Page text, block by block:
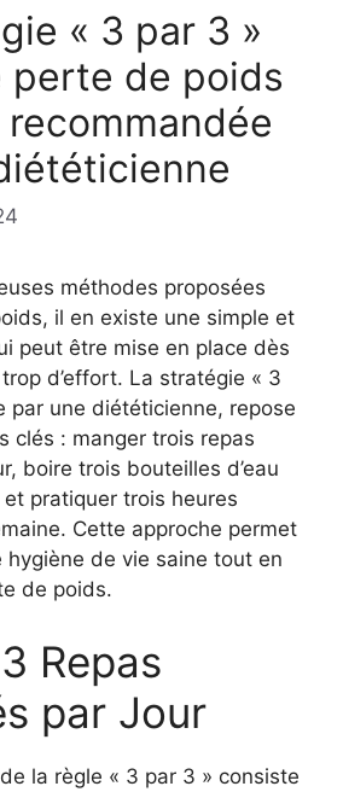
« 3 par 3 »
perte de poids
méthodes proposées
il en existe une simple et
peut être mise en place dès
d’effort. La stratégie « 3
par une diététicienne, repose
clés : manger trois repas
boire trois bouteilles d’eau
pratiquer trois heures
Cette approche permet
hygiène de vie saine tout en
de poids.
Repas
par Jour
la règle « 3 par 3 » consiste